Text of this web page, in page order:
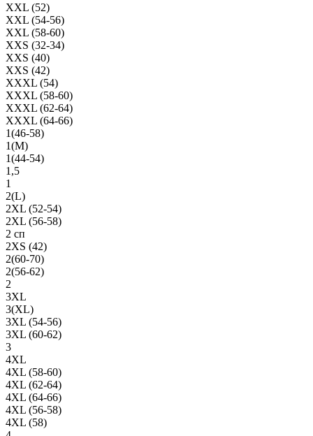
XXL (52)
XXL (54-56)
XXL (58-60)
XXS (32-34)
XXS (40)
XXS (42)
XXXL (54)
XXXL (58-60)
XXXL (62-64)
XXXL (64-66)
1(46-58)
1(М)
1(44-54)
1,5
1
2(L)
2XL (52-54)
2XL (56-58)
2 сп
2XS (42)
2(60-70)
2(56-62)
2
3XL
3(XL)
3XL (54-56)
3XL (60-62)
3
4XL
4XL (58-60)
4XL (62-64)
4XL (64-66)
4XL (56-58)
4XL (58)